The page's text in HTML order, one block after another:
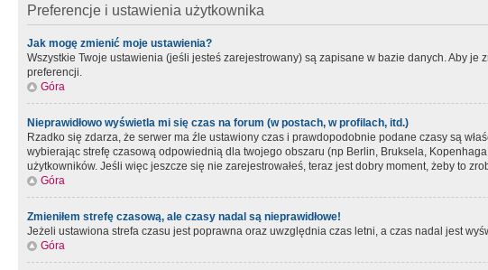
Preferencje i ustawienia użytkownika
Jak mogę zmienić moje ustawienia?
Wszystkie Twoje ustawienia (jeśli jesteś zarejestrowany) są zapisane w bazie danych. Aby je
preferencji.
Góra
Nieprawidłowo wyświetla mi się czas na forum (w postach, w profilach, itd.)
Rzadko się zdarza, że serwer ma źle ustawiony czas i prawdopodobnie podane czasy są
wybierając strefę czasową odpowiednią dla twojego obszaru (np Berlin, Bruksela,
użytkowników. Jeśli więc jeszcze się nie zarejestrowałeś, teraz jest dobry moment, żeby to
Góra
Zmieniłem strefę czasową, ale czasy nadal są nieprawidłowe!
Jeżeli ustawiona strefa czasu jest poprawna oraz uwzględnia czas letni, a czas nadal jest
Góra